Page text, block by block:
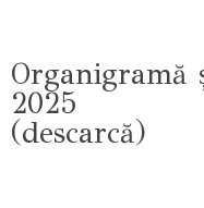
Organigramă
2025
(descarcă)